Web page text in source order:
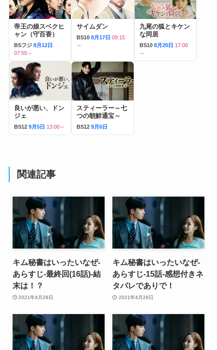
帝王の娘スベクヒ
ャン（守百香）
BSフジ 8月12日
07:55～
サイムダン
BS10 8月17日 09:15
～
九尾の狐とキケン
な同居
BS10 8月20日 17:00
～
良いが悪い、ドン
ジェ
BS12 9月5日 13:00～
スティーラー～七
つの朝鮮通宝～
BS12 9月6日
関連記事
キム秘書はいったいなぜ-
あらすじ-最終回(16話)-結
末は！？
2021年4月28日
キム秘書はいったいなぜ-
あらすじ-15話-感想付きネ
タバレでありで！
2021年4月28日